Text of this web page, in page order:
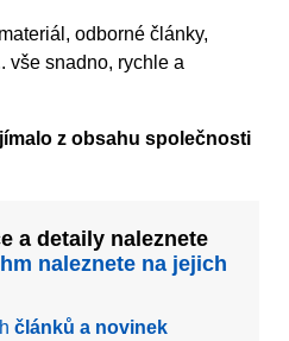
odborné články,
vše snadno, rychle a
z obsahu společnosti
a detaily naleznete
naleznete na jejich
článků a novinek